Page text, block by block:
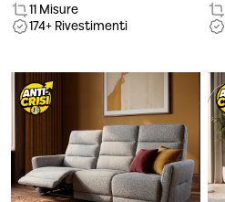
11 Misure
174+ Rivestimenti